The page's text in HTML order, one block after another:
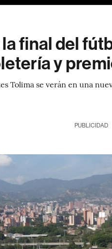
final del
y
Tolima se verán en una
PUBLICIDAD